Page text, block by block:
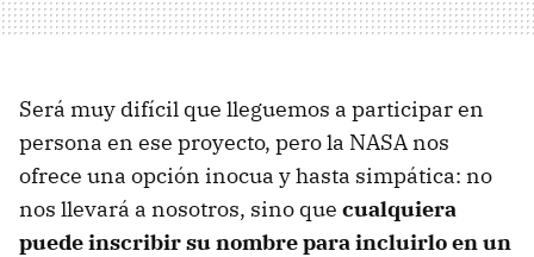
Será muy difícil que lleguemos a participar en
persona en ese proyecto, pero la NASA nos
ofrece una opción inocua y hasta simpática: no
nos llevará a nosotros, sino que cualquiera
puede inscribir su nombre para incluirlo en un